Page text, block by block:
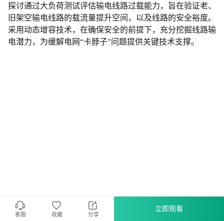
探讨通过大负荷测试评估输电线路过载能力，旨在验证老、
旧架空输电线路的载流量提升空间，以及线路的安全裕度。
采用动态增容技术，在确保安全的前提下，充分挖掘线路输
电潜力，为缓解电网“卡脖子”问题提供关键技术支撑。
客服 收藏 分享
立即观看